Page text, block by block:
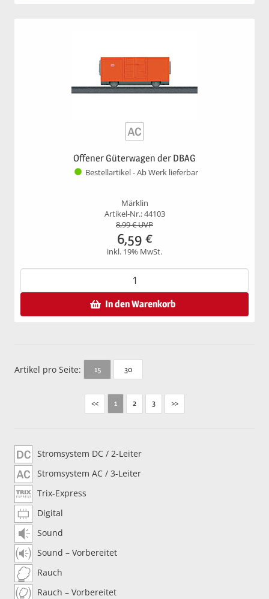
Offener Güterwagen der DBAG
Bestellartikel - Ab Werk lieferbar
Märklin
Artikel-Nr.: 44103
8,99€ UVP
6,59 €
inkl. 19% MwSt.
In den Warenkorb
Artikel pro Seite: 15 30
<< 1 2 3 >>
Stromsystem DC / 2-Leiter
Stromsystem AC / 3-Leiter
Trix-Express
Digital
Sound
Sound – Vorbereitet
Rauch
Rauch – Vorbereitet